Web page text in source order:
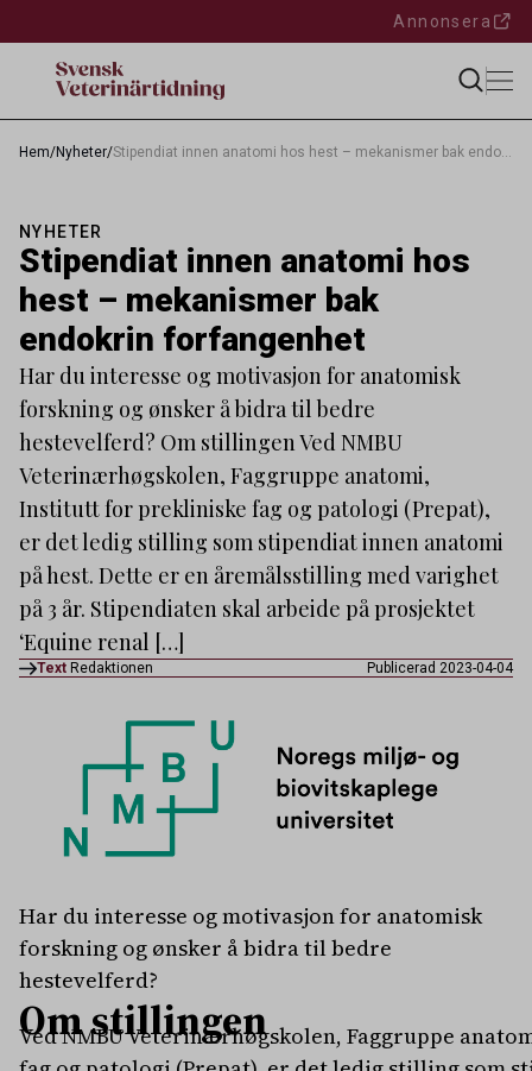
Annonsera
Hem/Nyheter/
NYHETER
Stipendiat innen anatomi hos
hest – mekanismer bak
endokrin forfangenhet
Har du interesse og motivasjon for anatomisk
forskning og ønsker å bidra til bedre
hestevelferd? Om stillingen Ved NMBU
Veterinærhøgskolen, Faggruppe anatomi,
Institutt for prekliniske fag og patologi (Prepat),
er det ledig stilling som stipendiat innen anatomi
på hest. Dette er en åremålsstilling med varighet
på 3 år. Stipendiaten skal arbeide på prosjektet
‘Equine renal […]
Text Redaktionen Publicerad 2023-04-04
Har du interesse og motivasjon for anatomisk
forskning og ønsker å bidra til bedre
hestevelferd?
Om stillingen
Ved NMBU Veterinærhøgskolen, Faggruppe